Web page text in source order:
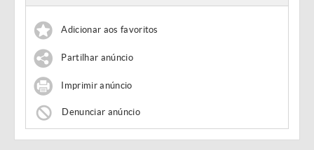
Adicionar aos favoritos
Partilhar anúncio
Imprimir anúncio
Denunciar anúncio